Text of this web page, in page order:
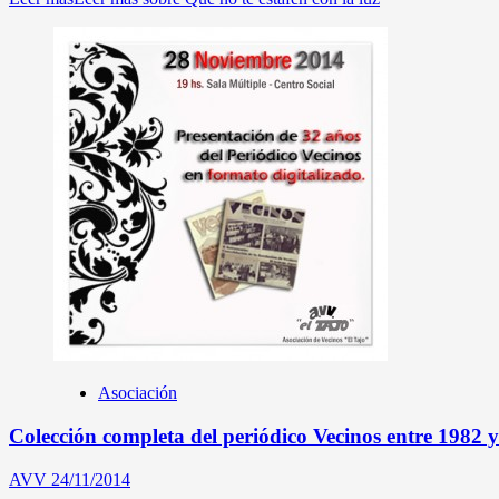
Asociación
Colección completa del periódico Vecinos entre 1982
AVV 24/11/2014